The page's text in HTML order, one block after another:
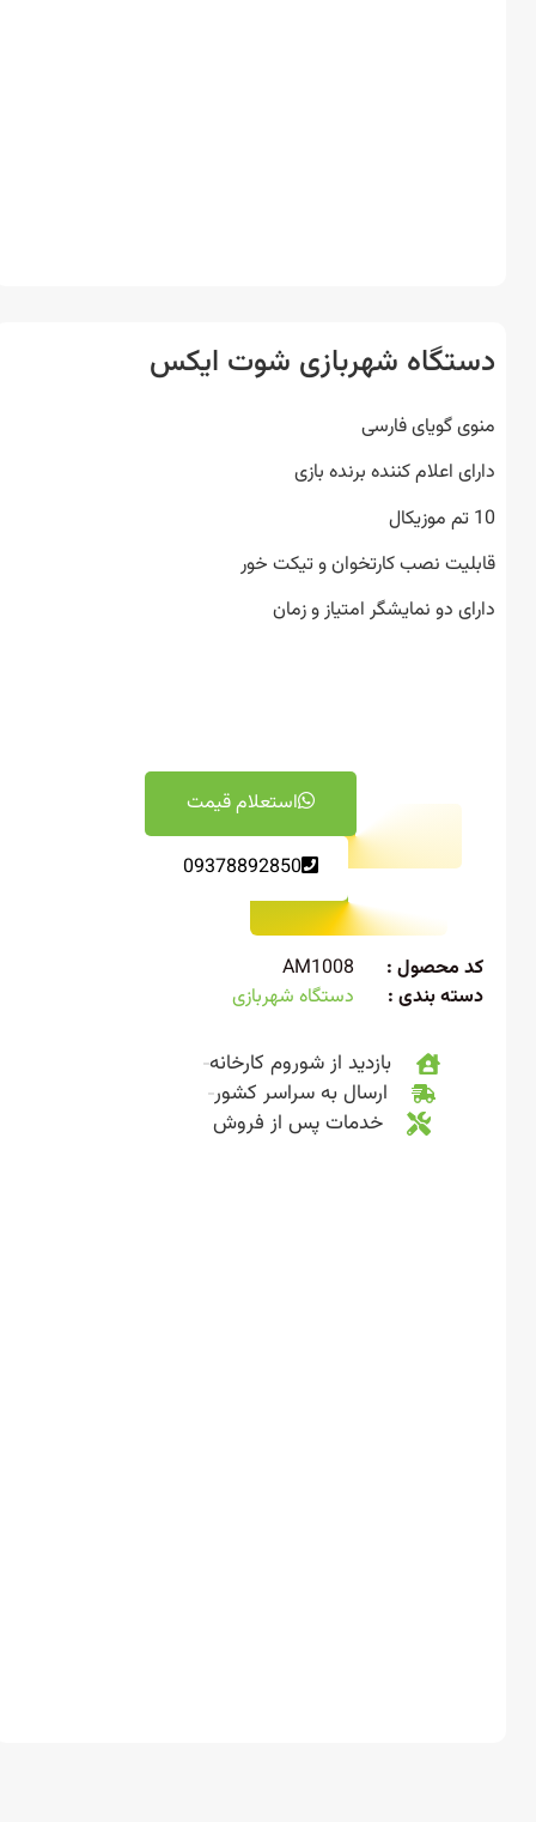
شهربازی شوت ایکس
گویای فارسی
اعلام کننده برنده بازی
نصب کارتخوان و تیکت خور
دو نمایشگر امتیاز و زمان
استعلام قیمت
09378892850
محصول :
AM1008
بندی :
دستگاه شهربازی
بازدید از شوروم کارخانه
ارسال به سراسر کشور
خدمات پس از فروش